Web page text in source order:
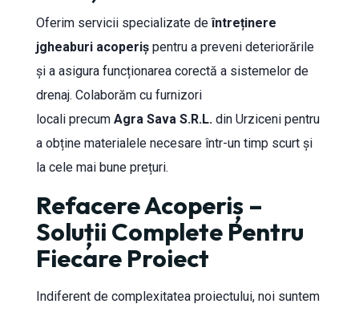
Oferim servicii specializate deîntreținere
jgheaburi acoperișpentru a preveni deteriorările
și a asigura funcționarea corectă a sistemelor de
drenaj. Colaborăm cu furnizori
locali precum Agra Sava S.R.L.din Urziceni pentru
a obține materialele necesare într-un timp scurt și
la cele mai bune prețuri.
Refacere Acoperiș –
Soluții Complete Pentru
Fiecare Proiect
Indiferent de complexitatea proiectului, noi suntem